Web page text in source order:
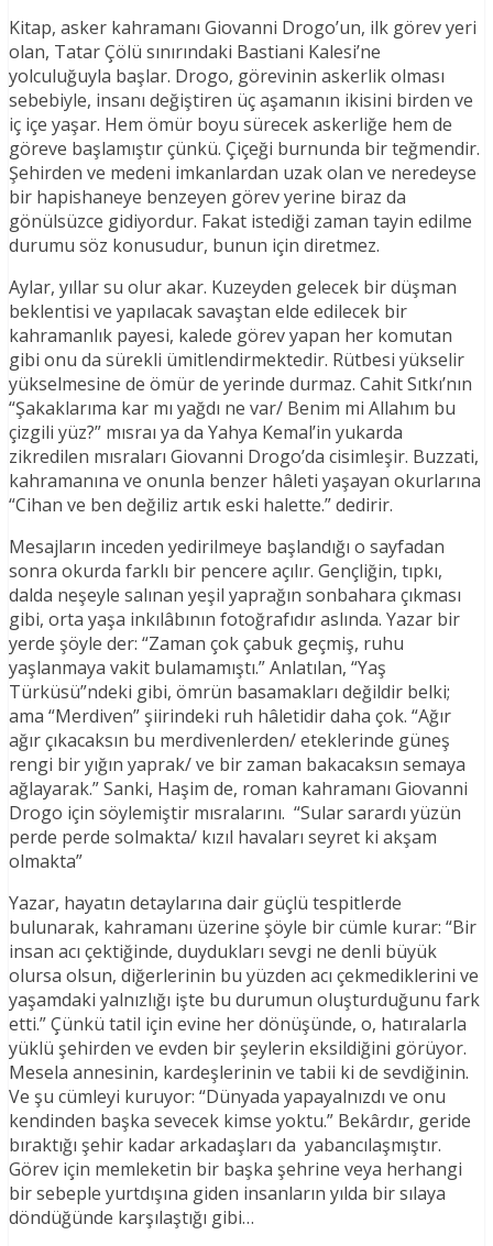
Kitap, asker kahramanı Giovanni Drogo’un, ilk görev yeri
olan, Tatar Çölü sınırındaki Bastiani Kalesi’ne
yolculuğuyla başlar. Drogo, görevinin askerlik olması
sebebiyle, insanı değiştiren üç aşamanın ikisini birden ve
iç içe yaşar. Hem ömür boyu sürecek askerliğe hem de
göreve başlamıştır çünkü. Çiçeği burnunda bir teğmendir.
Şehirden ve medeni imkanlardan uzak olan ve neredeyse
bir hapishaneye benzeyen görev yerine biraz da
gönülsüzce gidiyordur. Fakat istediği zaman tayin edilme
durumu söz konusudur, bunun için diretmez.
Aylar, yıllar su olur akar. Kuzeyden gelecek bir düşman
beklentisi ve yapılacak savaştan elde edilecek bir
kahramanlık payesi, kalede görev yapan her komutan
gibi onu da sürekli ümitlendirmektedir. Rütbesi yükselir
yükselmesine de ömür de yerinde durmaz. Cahit Sıtkı’nın
“Şakaklarıma kar mı yağdı ne var/ Benim mi Allahım bu
çizgili yüz?” mısraı ya da Yahya Kemal’in yukarda
zikredilen mısraları Giovanni Drogo’da cisimleşir. Buzzati,
kahramanına ve onunla benzer hâleti yaşayan okurlarına
“Cihan ve ben değiliz artık eski halette.” dedirir.
Mesajların inceden yedirilmeye başlandığı o sayfadan
sonra okurda farklı bir pencere açılır. Gençliğin, tıpkı,
dalda neşeyle salınan yeşil yaprağın sonbahara çıkması
gibi, orta yaşa inkılâbının fotoğrafıdır aslında. Yazar bir
yerde şöyle der: “Zaman çok çabuk geçmiş, ruhu
yaşlanmaya vakit bulamamıştı.” Anlatılan, “Yaş
Türküsü”ndeki gibi, ömrün basamakları değildir belki;
ama “Merdiven” şiirindeki ruh hâletidir daha çok. “Ağır
ağır çıkacaksın bu merdivenlerden/ eteklerinde güneş
rengi bir yığın yaprak/ ve bir zaman bakacaksın semaya
ağlayarak.” Sanki, Haşim de, roman kahramanı Giovanni
Drogo için söylemiştir mısralarını. “Sular sarardı yüzün
perde perde solmakta/ kızıl havaları seyret ki akşam
olmakta”
Yazar, hayatın detaylarına dair güçlü tespitlerde
bulunarak, kahramanı üzerine şöyle bir cümle kurar: “Bir
insan acı çektiğinde, duydukları sevgi ne denli büyük
olursa olsun, diğerlerinin bu yüzden acı çekmediklerini ve
yaşamdaki yalnızlığı işte bu durumun oluşturduğunu fark
etti.” Çünkü tatil için evine her dönüşünde, o, hatıralarla
yüklü şehirden ve evden bir şeylerin eksildiğini görüyor.
Mesela annesinin, kardeşlerinin ve tabii ki de sevdiğinin.
Ve şu cümleyi kuruyor: “Dünyada yapayalnızdı ve onu
kendinden başka sevecek kimse yoktu.” Bekârdır, geride
bıraktığı şehir kadar arkadaşları da yabancılaşmıştır.
Görev için memleketin bir başka şehrine veya herhangi
bir sebeple yurtdışına giden insanların yılda bir sılaya
döndüğünde karşılaştığı gibi…